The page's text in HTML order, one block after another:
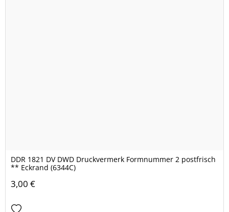
DDR 1821 DV DWD Druckvermerk Formnummer 2 postfrisch
** Eckrand (6344C)
3,00 €